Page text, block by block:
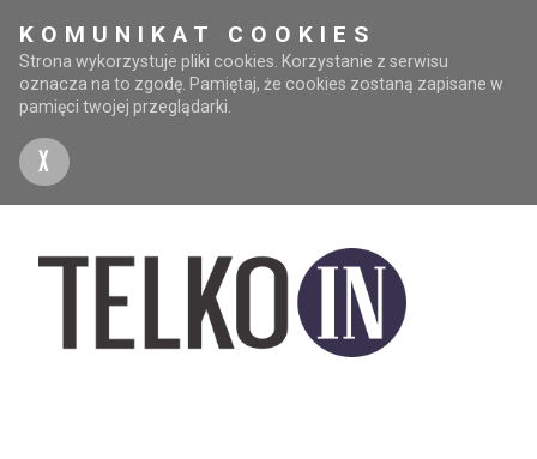
KOMUNIKAT COOKIES
Strona wykorzystuje pliki cookies. Korzystanie z serwisu
oznacza na to zgodę. Pamiętaj, że cookies zostaną zapisane w
pamięci twojej przeglądarki.
X